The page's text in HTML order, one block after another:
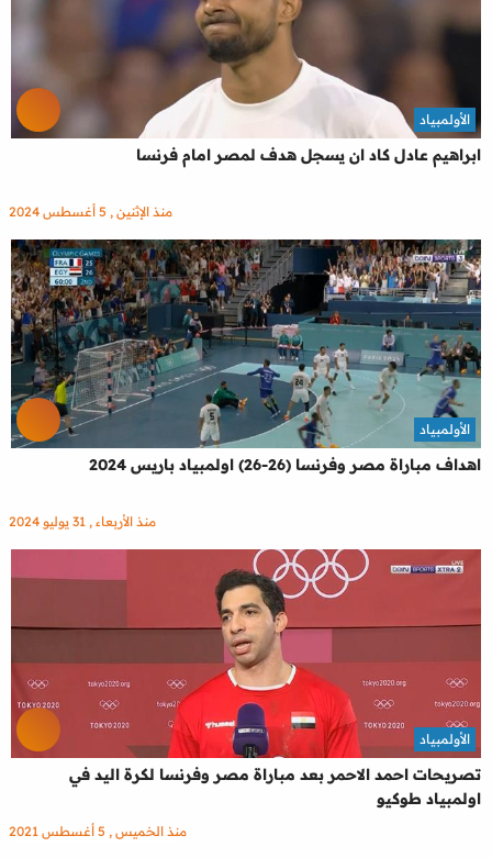
ابراهيم عادل كاد ان يسجل هدف لمصر امام فرنسا
الأولمبياد
منذ الإثنين , 5 أغسطس 2024
اهداف مباراة مصر وفرنسا (26-26) اولمبياد باريس 2024
الأولمبياد
منذ الأربعاء , 31 يوليو 2024
تصريحات احمد الاحمر بعد مباراة مصر وفرنسا لكرة اليد في
اولمبياد طوكيو
الأولمبياد
منذ الخميس , 5 أغسطس 2021